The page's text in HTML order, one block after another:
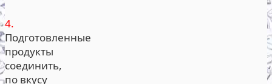
4.
Подготовленные
продукты
соединить,
по вкусу